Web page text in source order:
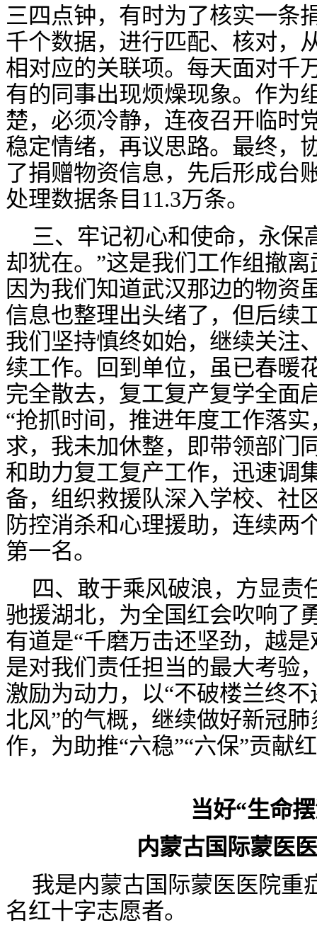
三四点钟，有时为了核实一条
千个数据，进行匹配、核对，
相对应的关联项。每天面对千
有的同事出现烦燥现象。作为
楚，必须冷静，连夜召开临时
稳定情绪，再议思路。最终，
了捐赠物资信息，先后形成台
处理数据条目11.3万条。
三、牢记初心和使命，永保
却犹在。”这是我们工作组撤
因为我们知道武汉那边的物资
信息也整理出头绪了，但后续
我们坚持慎终如始，继续关注
续工作。回到单位，虽已春暖
完全散去，复工复产复学全面
“抢抓时间，推进年度工作落
求，我未加休整，即带领部门
和助力复工复产工作，迅速调
备，组织救援队深入学校、社
防控消杀和心理援助，连续两
第一名。
四、敢于乘风破浪，方显责
驰援湖北，为全国红会吹响了
有道是“千磨万击还坚劲，越
是对我们责任担当的最大考验
激励为动力，以“不破楼兰终
北风”的气概，继续做好新冠
作，为助推“六稳”“六保”贡献
当好“生命
内蒙古国际蒙医
我是内蒙古国际蒙医医院重
名红十字志愿者。